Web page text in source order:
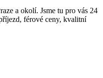
a okolí. Jsme tu pro vás 24
férové ceny, kvalitní